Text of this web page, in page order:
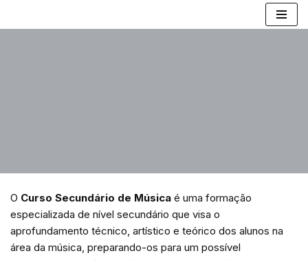
O Curso Secundário de Música é uma formação
especializada de nível secundário que visa o
aprofundamento técnico, artístico e teórico dos alunos na
área da música, preparando-os para um possível